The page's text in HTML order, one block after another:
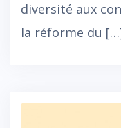
diversité aux
la réforme du